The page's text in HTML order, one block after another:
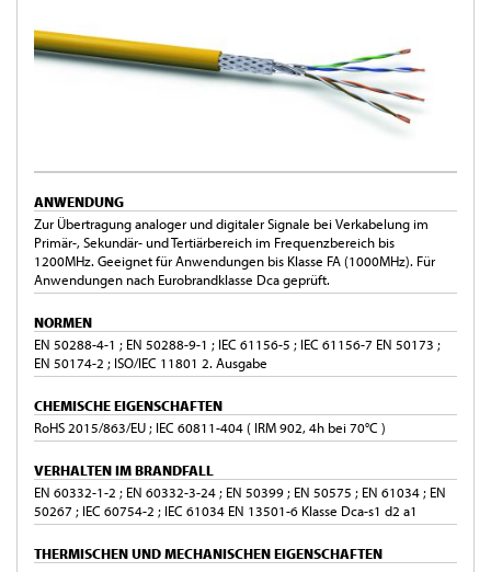
ANWENDUNG
Zur Übertragung analoger und digitaler Signale bei Verkabelung im
Primär-, Sekundär- und Tertiärbereich im Frequenzbereich bis
1200MHz. Geeignet für Anwendungen bis Klasse FA (1000MHz). Für
Anwendungen nach Eurobrandklasse Dca geprüft.
NORMEN
EN 50288-4-1 ; EN 50288-9-1 ; IEC 61156-5 ; IEC 61156-7 EN 50173 ;
EN 50174-2 ; ISO/IEC 11801 2. Ausgabe
CHEMISCHE EIGENSCHAFTEN
RoHS 2015/863/EU ; IEC 60811-404 ( IRM 902, 4h bei 70°C )
VERHALTEN IM BRANDFALL
EN 60332-1-2 ; EN 60332-3-24 ; EN 50399 ; EN 50575 ; EN 61034 ; EN
50267 ; IEC 60754-2 ; IEC 61034 EN 13501-6 Klasse Dca-s1 d2 a1
THERMISCHEN UND MECHANISCHEN EIGENSCHAFTEN